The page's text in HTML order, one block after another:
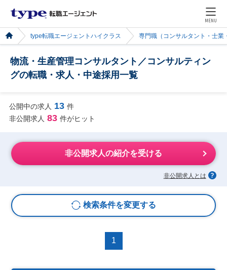
MENU
type転職エージェントハイクラス 専門職（コンサルタント・士業
物流・生産管理コンサルタント／コンサルティン
グの転職・求人・中途採用一覧
公開中の求人 13 件
非公開求人 83 件がヒット
非公開求人の紹介を受ける
非公開求人とは
検索条件を変更する
1